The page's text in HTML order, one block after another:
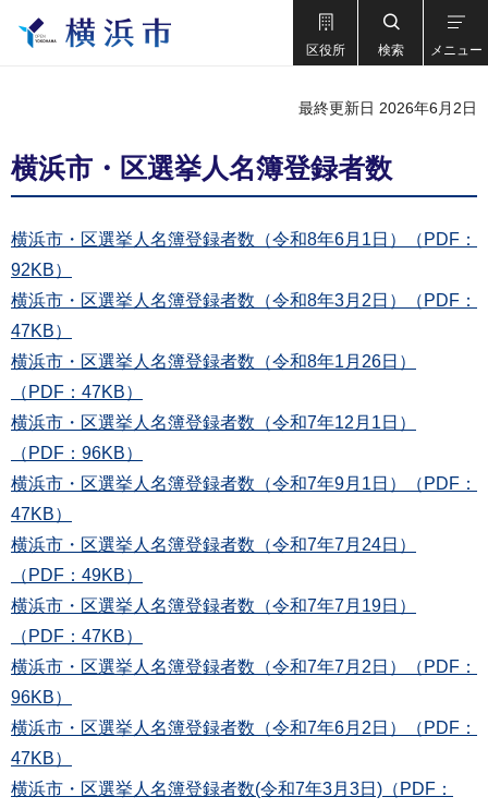
区役所 検索 メニュー
最終更新日 2026年6月2日
横浜市・区選挙人名簿登録者数
横浜市・区選挙人名簿登録者数（令和8年6月1日）（PDF：
92KB）
横浜市・区選挙人名簿登録者数（令和8年3月2日）（PDF：
47KB）
横浜市・区選挙人名簿登録者数（令和8年1月26日）
（PDF：47KB）
横浜市・区選挙人名簿登録者数（令和7年12月1日）
（PDF：96KB）
横浜市・区選挙人名簿登録者数（令和7年9月1日）（PDF：
47KB）
横浜市・区選挙人名簿登録者数（令和7年7月24日）
（PDF：49KB）
横浜市・区選挙人名簿登録者数（令和7年7月19日）
（PDF：47KB）
横浜市・区選挙人名簿登録者数（令和7年7月2日）（PDF：
96KB）
横浜市・区選挙人名簿登録者数（令和7年6月2日）（PDF：
47KB）
横浜市・区選挙人名簿登録者数(令和7年3月3日)（PDF：